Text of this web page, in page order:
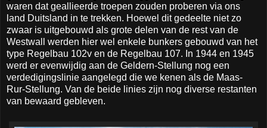
waren dat geallieerde troepen zouden proberen via ons
land Duitsland in te trekken. Hoewel dit gedeelte niet zo
zwaar is uitgebouwd als grote delen van de rest van de
Westwall werden hier wel enkele bunkers gebouwd van het
type Regelbau 102v en de Regelbau 107. In 1944 en 1945
werd er evenwijdig aan de Geldern-Stellung nog een
verdedigingslinie aangelegd die we kenen als de Maas-
Rur-Stellung. Van de beide linies zijn nog diverse restanten
van bewaard gebleven.